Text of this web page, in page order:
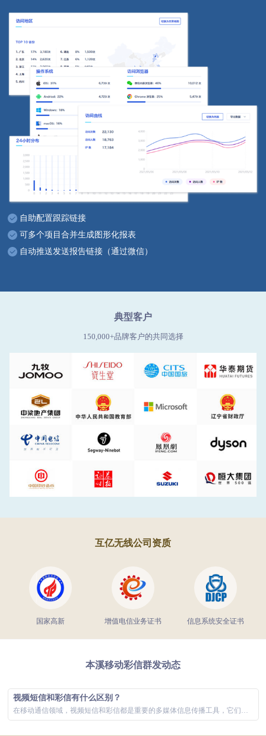
自助配置跟踪链接
可多个项目合并生成图形化报表
自动推送发送报告链接（通过微信）
典型客户
150,000+品牌客户的共同选择
互亿无线公司资质
国家高新 增值电信业务证书 信息系统安全证书
本溪移动彩信群发动态
视频短信和彩信有什么区别？
在移动通信领域，视频短信和彩信都是重要的多媒体信息传播工具，它们极大地丰富了用户的通信体验。虽然两者在功能上有所重叠，主要都是通过手机网络发...